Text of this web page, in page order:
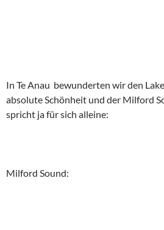
In Te Anau bewunderten wir den
absolute Schönheit und der Milford
spricht ja für sich alleine:
Milford Sound: